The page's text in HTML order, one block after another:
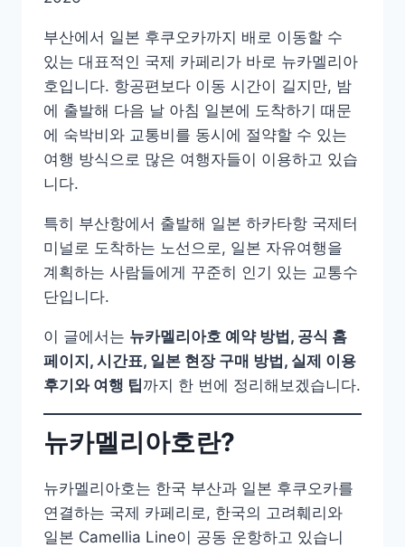
부산에서 일본 후쿠오카까지 배로 이동할 수
있는 대표적인 국제 카페리가 바로 뉴카멜리아
호입니다. 항공편보다 이동 시간이 길지만, 밤
에 출발해 다음 날 아침 일본에 도착하기 때문
에 숙박비와 교통비를 동시에 절약할 수 있는
여행 방식으로 많은 여행자들이 이용하고 있습
니다.
특히 부산항에서 출발해 일본 하카타항 국제터
미널로 도착하는 노선으로, 일본 자유여행을
계획하는 사람들에게 꾸준히 인기 있는 교통수
단입니다.
이 글에서는 뉴카멜리아호 예약 방법, 공식 홈
페이지, 시간표, 일본 현장 구매 방법, 실제 이용
후기와 여행 팁까지 한 번에 정리해보겠습니다.
뉴카멜리아호란?
뉴카멜리아호는 한국 부산과 일본 후쿠오카를
연결하는 국제 카페리로, 한국의 고려훼리와
일본 Camellia Line이 공동 운항하고 있습니